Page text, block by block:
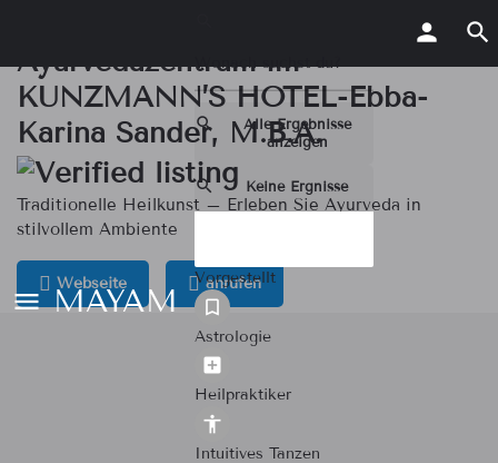
MAYAM
Alle Ergebnisse
anzeigen
Keine Ergnisse
Vorgestellt
Astrologie
Heilpraktiker
Intuitives Tanzen
Ayurvedazentrum im
KUNZMANN’S HOTEL-Ebba-
Karina Sander, M.B.A.
Traditionelle Heilkunst – Erleben Sie Ayurveda in
stilvollem Ambiente
Webseite anrufen